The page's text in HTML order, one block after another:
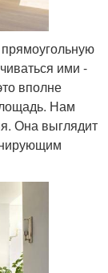
ими -
вполне
Нам
Она выглядит